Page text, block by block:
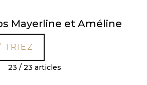
Mayerline et Améline
TRIEZ
23 / 23 articles